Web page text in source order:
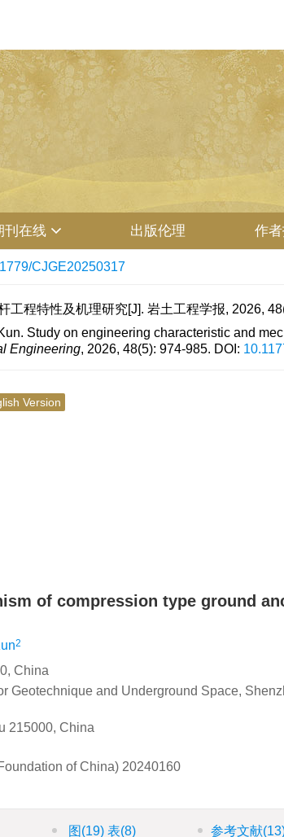
刊在线 出版伦理 作
CJGE20250317
工程特性及机理研究[J]. 岩土工程学报, 2026,
Study on engineering characteristic and
Engineering, 2026, 48(5): 974-985. DOI:
Version
of compression type ground
2
China
Geotechnique and Underground Space,
215000, China
of China) 20240160
图 (19) 表(8) 参考文献